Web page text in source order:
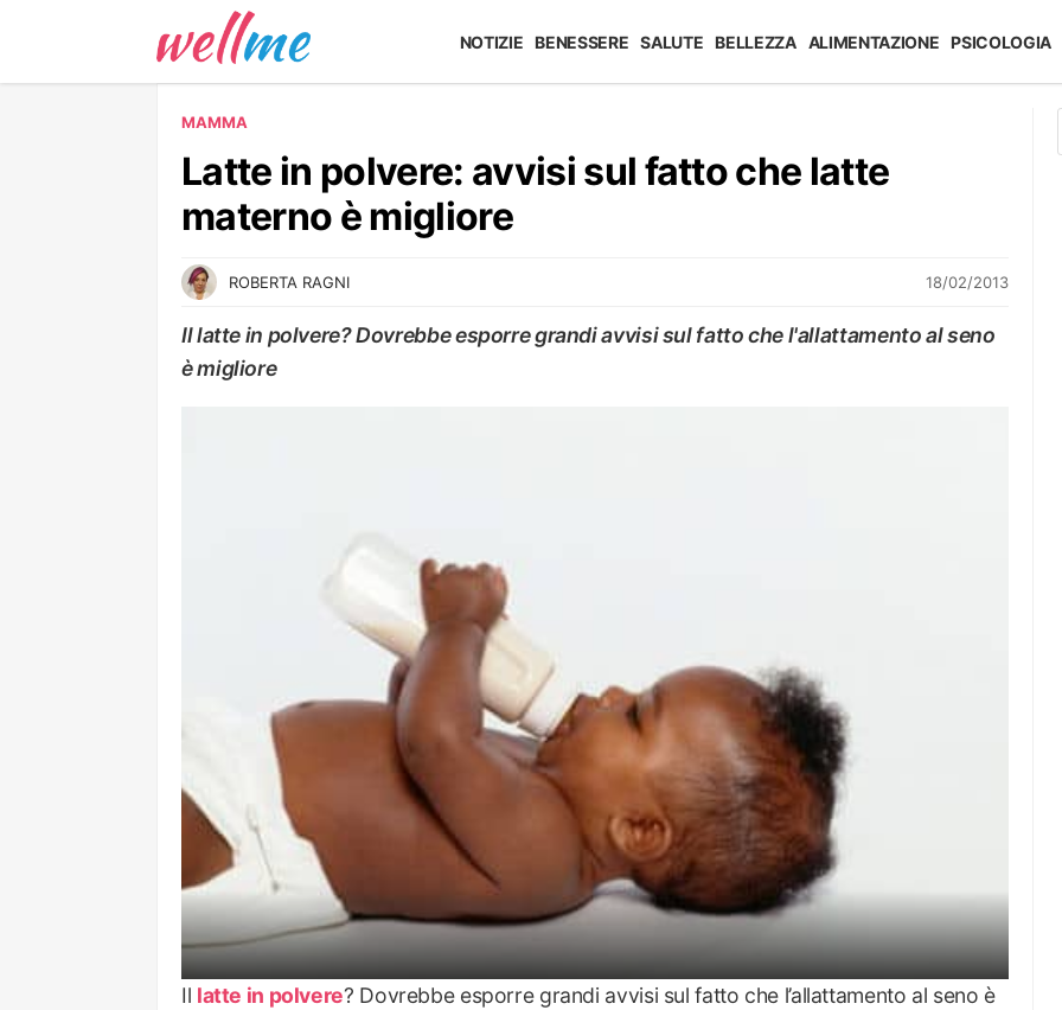
NOTIZIE BENESSERE SALUTE BELLEZZA ALIMENTAZIONE PSICOLOGIA
MAMMA
Latte in polvere: avvisi sul fatto che latte
materno è migliore
ROBERTA RAGNI 18/02/2013
Il latte in polvere? Dovrebbe esporre grandi avvisi sul fatto che l'allattamento al seno
è migliore
Il latte in polvere? Dovrebbe esporre grandi avvisi sul fatto che l’allattamento al seno è